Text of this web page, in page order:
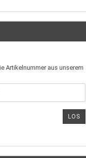
Artikelnummer aus unserem
LOS